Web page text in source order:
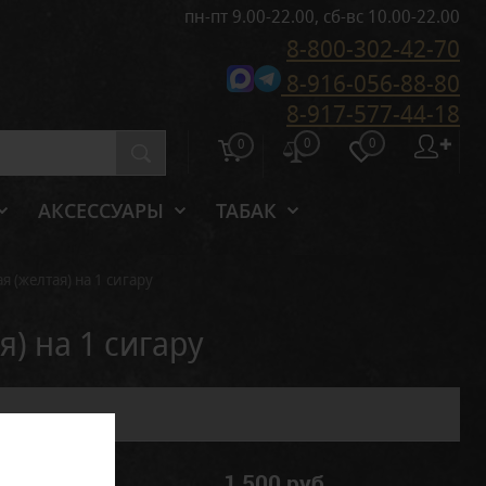
пн-пт 9.00-22.00, сб-вс 10.00-22.00
8-800-302-42-70
8-916-056-88-80
8-917-577-44-18
0 0 0 ✚
АКСЕССУАРЫ ТАБАК
на 1 сигару